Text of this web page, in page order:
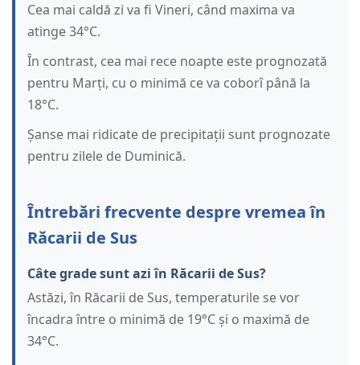
Cea mai caldă zi va fi Vineri, când maxima va
atinge 34°C.
În contrast, cea mai rece noapte este prognozată
pentru Marți, cu o minimă ce va coborî până la
18°C.
Șanse mai ridicate de precipitații sunt prognozate
pentru zilele de Duminică.
Întrebări frecvente despre vremea în
Răcarii de Sus
Câte grade sunt azi în Răcarii de Sus?
Astăzi, în Răcarii de Sus, temperaturile se vor
încadra între o minimă de 19°C și o maximă de
34°C.